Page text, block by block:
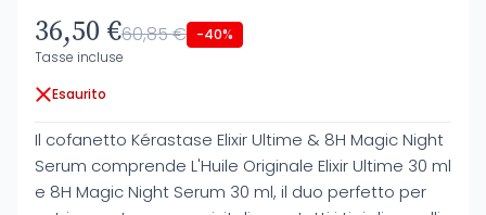
36,50 €60,85 € -40%
Tasse incluse
Esaurito
Il cofanetto Kérastase Elixir Ultime & 8H Magic Night
Serum comprende L'Huile Originale Elixir Ultime 30 ml
e 8H Magic Night Serum 30 ml, il duo perfetto per